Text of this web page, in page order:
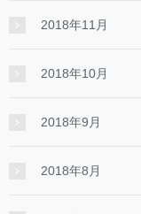
2018年11月
2018年10月
2018年9月
2018年8月